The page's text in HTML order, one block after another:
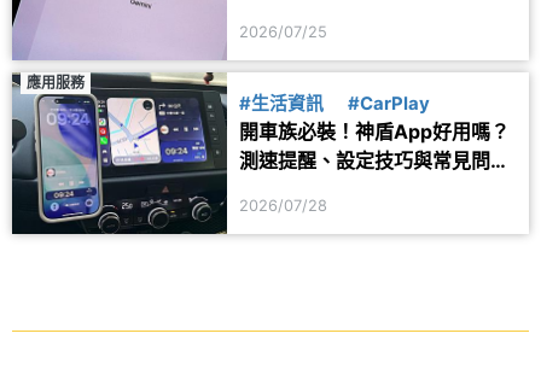
2026/07/25
應用服務
#生活資訊 #CarPlay
開車族必裝！神盾App好用嗎？
測速提醒、設定技巧與常見問題
2026/07/28